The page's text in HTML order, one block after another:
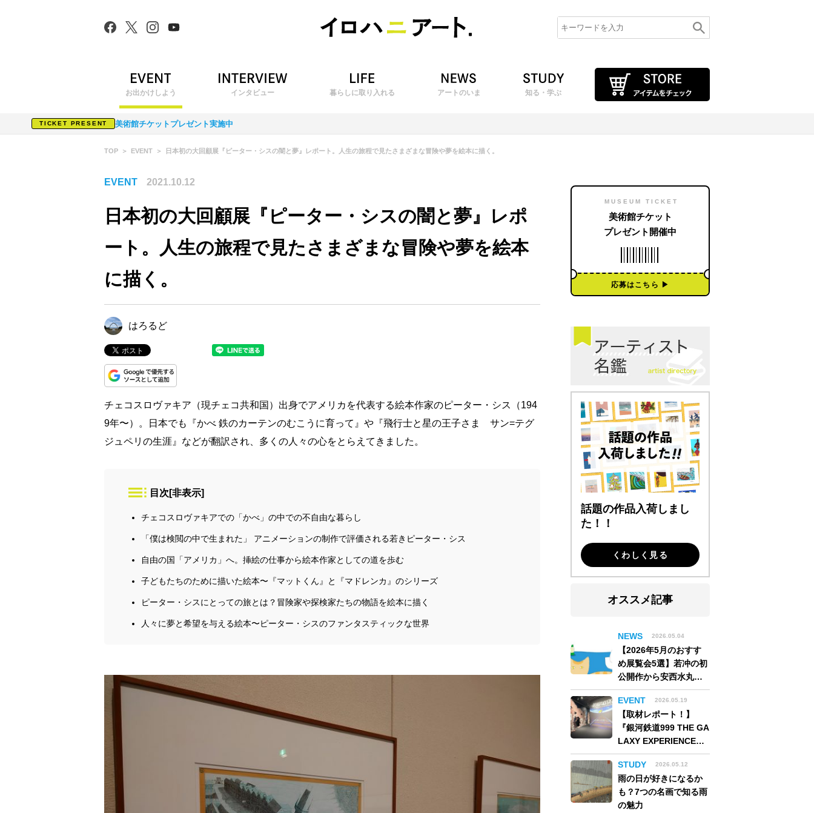
お出かけしよう インタビュー 暮らしに取り入れる アートのいま 知る・学ぶ
TICKET PRESENT 美術館チケットプレゼント実施中
TOP EVENT 日本初の大回顧展『ピーター・シスの闇と夢』レポート。人生の旅程で見たさまざまな冒険や夢を絵本に描く。
EVENT 2021.10.12
日本初の大回顧展『ピーター・シスの闇と夢』レポ
ート。人生の旅程で見たさまざまな冒険や夢を絵本
に描く。
はろるど
チェコスロヴァキア（現チェコ共和国）出身でアメリカを代表する絵本作家のピーター・シス（194
9年〜）。日本でも『かべ 鉄のカーテンのむこうに育って』や『飛行士と星の王子さま サン=テグ
ジュペリの生涯』などが翻訳され、多くの人々の心をとらえてきました。
目次 [非表示]
チェコスロヴァキアでの「かべ」の中での不自由な暮らし
「僕は検閲の中で生まれた」 アニメーションの制作で評価される若きピーター・シス
自由の国「アメリカ」へ。挿絵の仕事から絵本作家としての道を歩む
子どもたちのために描いた絵本〜『マットくん』と『マドレンカ』のシリーズ
ピーター・シスにとっての旅とは？冒険家や探検家たちの物語を絵本に描く
人々に夢と希望を与える絵本〜ピーター・シスのファンタスティックな世界
MUSEUM TICKET
美術館チケット
プレゼント開催中
応募はこちら ▶︎
話題の作品入荷しまし
た！！
くわしく見る
オススメ記事
NEWS 2026.05.04
【2026年5月のおすす
め展覧会5選】若冲の初
公開作から安西水丸の
世界、そしてゴッホ
《夜のカフェテラス》
まで
EVENT 2026.05.19
【取材レポート！】
『銀河鉄道999 THE GA
LAXY EXPERIENCE
あの旅は、まだ続いて
いる。』999号に乗り銀
河へ旅立つ。“観る”か
ら“体験する”展覧会
【角川武蔵野ミュージ
STUDY 2026.05.12
雨の日が好きになるか
も？7つの名画で知る雨
の魅力